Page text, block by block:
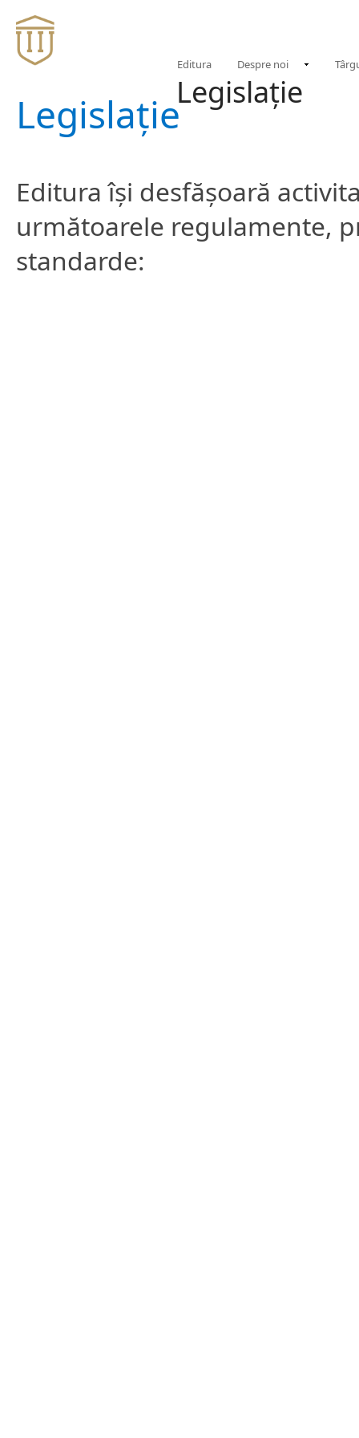
Editura Despre noi
Legislație
Legislație
Editura își desfășoară
următoarele regulamente,
standarde: